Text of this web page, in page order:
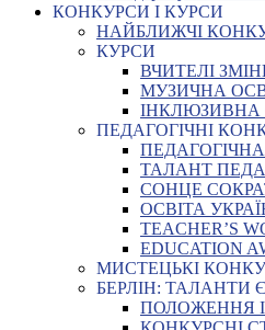
КОНКУРСИ І КУРСИ
НАЙБЛИЖЧІ
КУРСИ
ВЧИТЕЛІ
МУЗИЧНА
ІНКЛЮЗИВНА
ПЕДАГОГІЧНІ
ТАЛАНТ
СОНЦЕ
ОСВІТА
TEACHER’S
EDUCATION
МИСТЕЦЬКІ
БЕРЛІН: ТАЛАНТИ
ПОЛОЖЕННЯ